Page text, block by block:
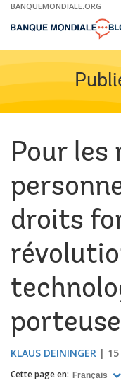
Skip
Main
BANQUEMONDIALE.ORG
Pour les
droits
KLAUS DEININGER
Cette page en: Français